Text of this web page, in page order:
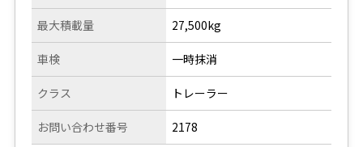
最大積載量
車検
クラス
お問い合わせ番号
27,500kg
一時抹消
トレーラー
2178